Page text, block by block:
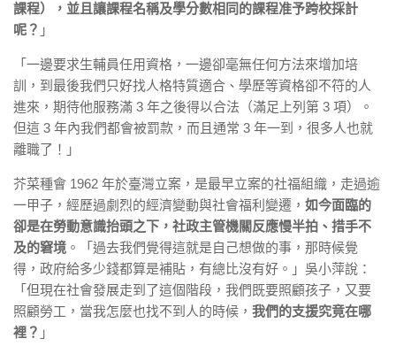
課程），並且讓課程名稱及學分數相同的課程准予跨校採計
呢？ 」
「一邊要求生輔員任用資格，一邊卻毫無任何方法來增加培
訓，到最後我們只好找人格特質適合、學歷等資格卻不符的人
進來，期待他服務滿 3 年之後得以合法（滿足上列第 3 項）。
但這 3 年內我們都會被罰款，而且通常 3 年一到，很多人也就
離職了！」
芥菜種會 1962 年於臺灣立案，是最早立案的社福組織，走過逾
一甲子，經歷過劇烈的經濟變動與社會福利變遷， 如今面臨的
卻是在勞動意識抬頭之下，社政主管機關反應慢半拍、措手不
及的窘境 。「過去我們覺得這就是自己想做的事，那時候覺
得，政府給多少錢都算是補貼，有總比沒有好。」吳小萍說：
「但現在社會發展走到了這個階段，我們既要照顧孩子，又要
照顧勞工，當我怎麼也找不到人的時候， 我們的支援究竟在哪
裡？ 」